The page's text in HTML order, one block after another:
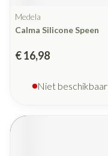
Medela
Calma Silicone Speen
€ 16,98
Niet beschikbaar